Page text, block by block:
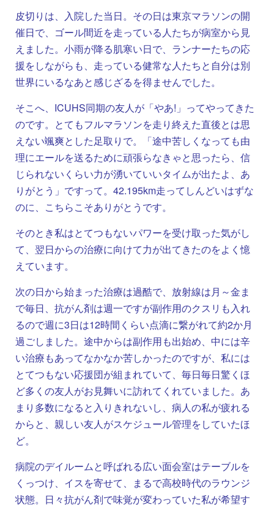
皮切りは、入院した当日。その日は東京マラソンの開
催日で、ゴール間近を走っている人たちが病室から見
えました。小雨が降る肌寒い日で、ランナーたちの応
援をしながらも、走っている健常な人たちと自分は別
世界にいるなあと感じざるを得ませんでした。
そこへ、ICUHS同期の友人が「やあ!」ってやってきた
のです。とてもフルマラソンを走り終えた直後とは思
えない颯爽とした足取りで。「途中苦しくなっても由
理にエールを送るために頑張らなきゃと思ったら、信
じられないくらい力が湧いていいタイムが出たよ、あ
りがとう」ですって。42.195km走ってしんどいはずな
のに、こちらこそありがとうです。
そのとき私はとてつもないパワーを受け取った気がし
て、翌日からの治療に向けて力が出てきたのをよく憶
えています。
次の日から始まった治療は過酷で、放射線は月～金ま
で毎日、抗がん剤は週一ですが副作用のクスリも入れ
るので週に3日は12時間くらい点滴に繋がれて約2か月
過ごしました。途中からは副作用も出始め、中には辛
い治療もあってなかなか苦しかったのですが、私には
とてつもない応援団が組まれていて、毎日毎日驚くほ
ど多くの友人がお見舞いに訪れてくれていました。あ
まり多数になると入りきれないし、病人の私が疲れる
からと、親しい友人がスケジュール管理をしていたほ
ど。
病院のデイルームと呼ばれる広い面会室はテーブルを
くっつけ、イスを寄せて、まるで高校時代のラウンジ
状態。日々抗がん剤で味覚が変わっていた私が希望す